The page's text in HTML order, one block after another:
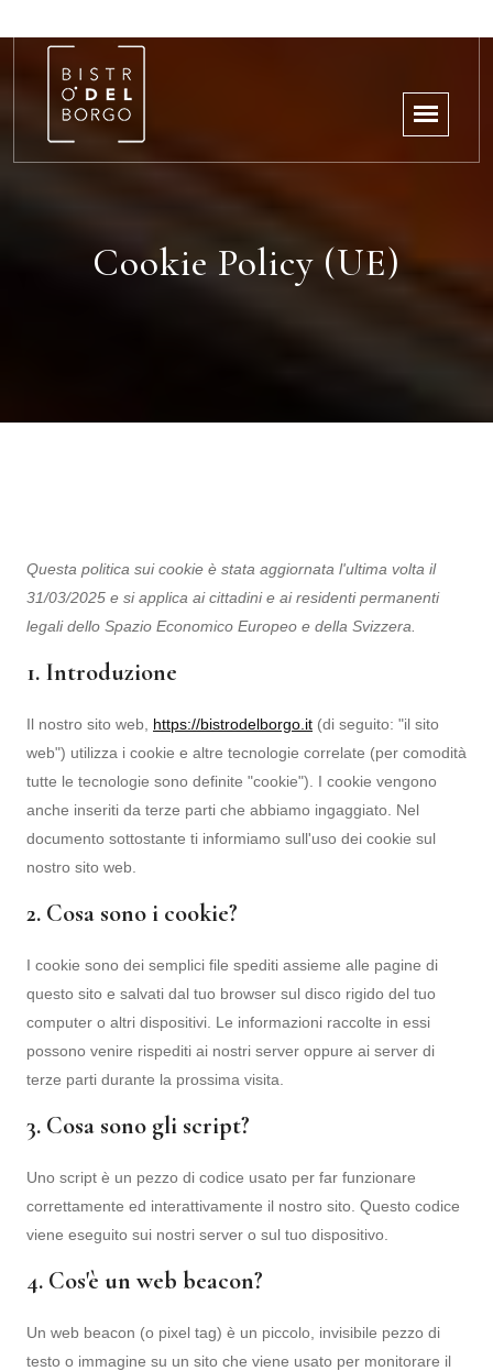
Cookie Policy (UE)
Questa politica sui cookie è stata aggiornata l'ultima volta il
31/03/2025 e si applica ai cittadini e ai residenti permanenti
legali dello Spazio Economico Europeo e della Svizzera.
1. Introduzione
Il nostro sito web, https://bistrodelborgo.it (di seguito: "il sito
web") utilizza i cookie e altre tecnologie correlate (per comodità
tutte le tecnologie sono definite "cookie"). I cookie vengono
anche inseriti da terze parti che abbiamo ingaggiato. Nel
documento sottostante ti informiamo sull'uso dei cookie sul
nostro sito web.
2. Cosa sono i cookie?
I cookie sono dei semplici file spediti assieme alle pagine di
questo sito e salvati dal tuo browser sul disco rigido del tuo
computer o altri dispositivi. Le informazioni raccolte in essi
possono venire rispediti ai nostri server oppure ai server di
terze parti durante la prossima visita.
3. Cosa sono gli script?
Uno script è un pezzo di codice usato per far funzionare
correttamente ed interattivamente il nostro sito. Questo codice
viene eseguito sui nostri server o sul tuo dispositivo.
4. Cos'è un web beacon?
Un web beacon (o pixel tag) è un piccolo, invisibile pezzo di
testo o immagine su un sito che viene usato per monitorare il